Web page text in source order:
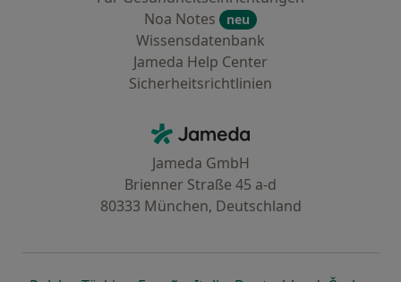
Noa Notes
neu
Wissensdatenbank
Jameda Help Center
Sicherheitsrichtlinien
Jameda - Startseite
Jameda GmbH
Brienner Straße 45 a-d
80333 München, Deutschland